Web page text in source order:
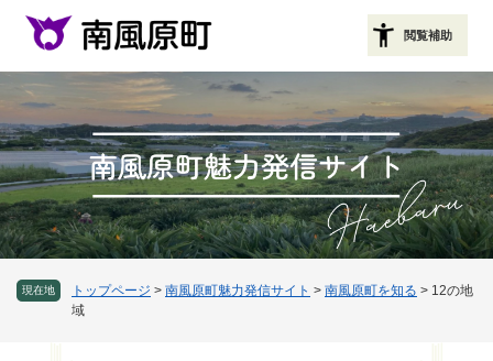
頭
で
す
。
閲覧補助
現在地 トップページ > 南風原町魅力発信サイト > 南風原町を知る > 12の地
域